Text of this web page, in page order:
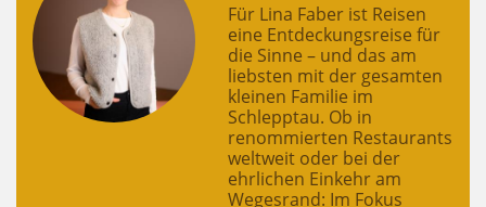
Für Lina Faber ist Reisen
eine Entdeckungsreise für
die Sinne – und das am
liebsten mit der gesamten
kleinen Familie im
Schlepptau. Ob in
renommierten Restaurants
weltweit oder bei der
ehrlichen Einkehr am
Wegesrand: Im Fokus